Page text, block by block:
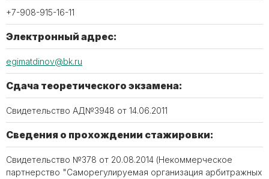
+7-908-915-16-11
Электронный адрес:
egimatdinov@bk.ru
Сдача теоретического экзамена:
Свидетельство АД№3948 от 14.06.2011
Сведения о прохождении стажировки:
Свидетельство №378 от 20.08.2014 (Некоммерческое
партнерство "Саморегулируемая организация арбитражных